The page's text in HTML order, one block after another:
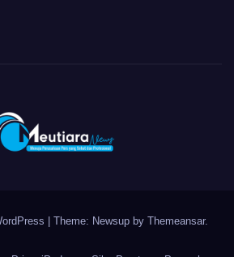
| Theme: Newsup by Themeansar.